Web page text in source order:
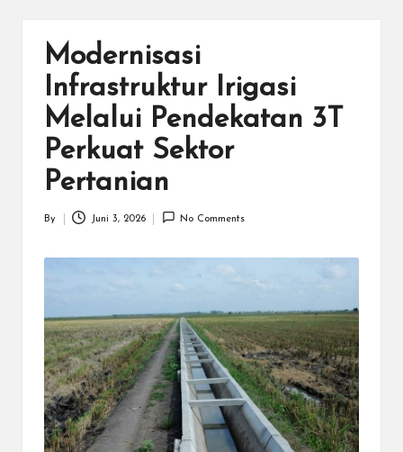
M
Modernisasi
Infrastruktur Irigasi
Melalui Pendekatan 3T
Perkuat Sektor
Pertanian
Posted
By Juni 3, 2026 No Comments